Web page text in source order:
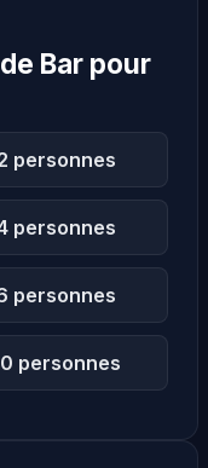
Bar pour
personnes
personnes
personnes
personnes